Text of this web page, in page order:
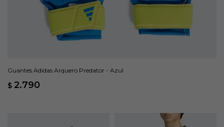
Guantes Adidas Arquero Predator - Azul
$ 2.790